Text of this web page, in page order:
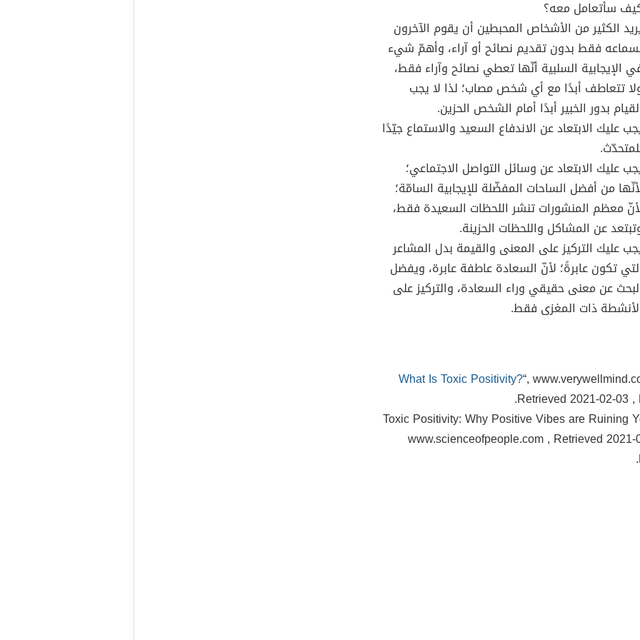
سأتعامل معه؟
الكثير من الأشخاص المحبطين أن يقوم الآخرون
فقط بدون تقديم نصائح أو آراء، وأهمّ شيء
الإيجابية السلبية أنّها تعطي نصائح وآراء فقط،
تتعاطف أبدًا مع أي شخص مصاب؛ لذا لا يجب
بدور الخبير أبدًا أمام الشخص الحزين.
عليك الابتعاد عن الاندفاع السعيد والاستماع جيّدًا
عليك الابتعاد عن وسائل التواصل الاجتماعي؛
من أفضل الساحات المفضّلة للإيجابية السامّة؛
معظم المنشورات تنشر اللحظات السعيدة فقط،
عن المشاكل واللحظات الحزينة.
عليك التركيز على المعنى والقيمة بدل المشاعر
تكون عابرةً؛ لأنّ السعادة عاطفة عابرة، ويفضل
عن معنى حقيقي وراء السعادة، والتركيز على
ذات المغزى فقط.
What Is Toxic Positivity?“,
Retrieved 2021-02-03 ,
↑ “Toxic Positivity: Why Positive Vibes are Ruining
www.scienceofpeople.com , Retrieved 2021-